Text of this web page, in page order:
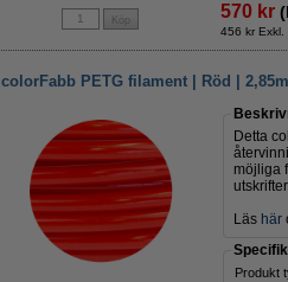
570 kr
456 kr Exkl.
colorFabb PETG filament | Röd |
Detta
möjliga
Läs här
Produkt